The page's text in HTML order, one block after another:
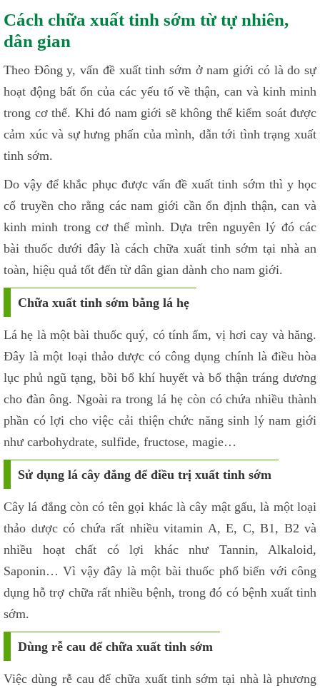
Cách chữa xuất tinh sớm từ tự nhiên,
dân gian
Theo Đông y, vấn đề xuất tinh sớm ở nam giới có là do sự
hoạt động bất ổn của các yếu tố về thận, can và kinh minh
trong cơ thể. Khi đó nam giới sẽ không thể kiểm soát được
cảm xúc và sự hưng phấn của mình, dẫn tới tình trạng xuất
tinh sớm.
Do vậy để khắc phục được vấn đề xuất tinh sớm thì y học
cổ truyền cho rằng các nam giới cần ổn định thận, can và
kinh minh trong cơ thể mình. Dựa trên nguyên lý đó các
bài thuốc dưới đây là cách chữa xuất tinh sớm tại nhà an
toàn, hiệu quả tốt đến từ dân gian dành cho nam giới.
Chữa xuất tinh sớm bằng lá hẹ
Lá hẹ là một bài thuốc quý, có tính ấm, vị hơi cay và hăng.
Đây là một loại thảo dược có công dụng chính là điều hòa
lục phủ ngũ tạng, bồi bổ khí huyết và bổ thận tráng dương
cho đàn ông. Ngoài ra trong lá hẹ còn có chứa nhiều thành
phần có lợi cho việc cải thiện chức năng sinh lý nam giới
như carbohydrate, sulfide, fructose, magie…
Sử dụng lá cây đắng để điều trị xuất tinh sớm
Cây lá đắng còn có tên gọi khác là cây mật gấu, là một loại
thảo dược có chứa rất nhiều vitamin A, E, C, B1, B2 và
nhiều hoạt chất có lợi khác như Tannin, Alkaloid,
Saponin… Vì vậy đây là một bài thuốc phổ biến với công
dụng hỗ trợ chữa rất nhiều bệnh, trong đó có bệnh xuất tinh
sớm.
Dùng rễ cau để chữa xuất tinh sớm
Việc dùng rễ cau để chữa xuất tinh sớm tại nhà là phương